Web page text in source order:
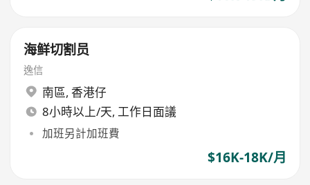
海鲜切割员
逸信
南區, 香港仔
8小時以上/天, 工作日面議
加班另計加班費
$16K-18K/月